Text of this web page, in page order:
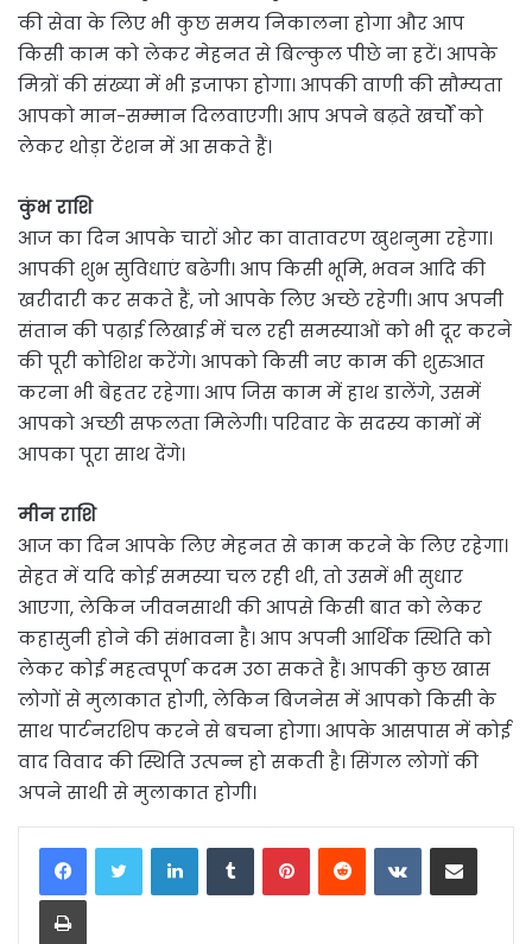
की सेवा के लिए भी कुछ समय निकालना होगा और आप
किसी काम को लेकर मेहनत से बिल्कुल पीछे ना हटें। आपके
मित्रों की संख्या में भी इजाफा होगा। आपकी वाणी की सौम्यता
आपको मान-सम्मान दिलवाएगी। आप अपने बढ़ते खर्चों को
लेकर थोड़ा टेंशन में आ सकते हैं।
कुंभ राशि
आज का दिन आपके चारों ओर का वातावरण खुशनुमा रहेगा।
आपकी शुभ सुविधाएं बढेगी। आप किसी भूमि, भवन आदि की
खरीदारी कर सकते हैं, जो आपके लिए अच्छे रहेगी। आप अपनी
संतान की पढ़ाई लिखाई में चल रही समस्याओं को भी दूर करने
की पूरी कोशिश करेंगे। आपको किसी नए काम की शुरुआत
करना भी बेहतर रहेगा। आप जिस काम में हाथ डालेंगे, उसमें
आपको अच्छी सफलता मिलेगी। परिवार के सदस्य कामों में
आपका पूरा साथ देंगे।
मीन राशि
आज का दिन आपके लिए मेहनत से काम करने के लिए रहेगा।
सेहत में यदि कोई समस्या चल रही थी, तो उसमें भी सुधार
आएगा, लेकिन जीवनसाथी की आपसे किसी बात को लेकर
कहासुनी होने की संभावना है। आप अपनी आर्थिक स्थिति को
लेकर कोई महत्वपूर्ण कदम उठा सकते हैं। आपकी कुछ खास
लोगों से मुलाकात होगी, लेकिन बिजनेस में आपको किसी के
साथ पार्टनरशिप करने से बचना होगा। आपके आसपास में कोई
वाद विवाद की स्थिति उत्पन्न हो सकती है। सिंगल लोगों की
अपने साथी से मुलाकात होगी।
LinkedInTumblrPinterestReddit VKontakteShare via Email
Print